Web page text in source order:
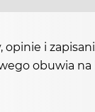
i
obuwia na